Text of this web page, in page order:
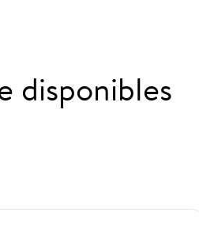
disponibles